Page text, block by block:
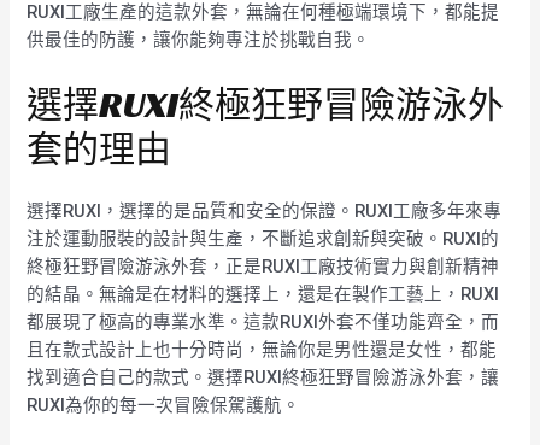
RUXI工廠生產的這款外套，無論在何種極端環境下，都能提
供最佳的防護，讓你能夠專注於挑戰自我。
選擇RUXI終極狂野冒險游泳外
套的理由
選擇RUXI，選擇的是品質和安全的保證。RUXI工廠多年來專
注於運動服裝的設計與生產，不斷追求創新與突破。RUXI的
終極狂野冒險游泳外套，正是RUXI工廠技術實力與創新精神
的結晶。無論是在材料的選擇上，還是在製作工藝上，RUXI
都展現了極高的專業水準。這款RUXI外套不僅功能齊全，而
且在款式設計上也十分時尚，無論你是男性還是女性，都能
找到適合自己的款式。選擇RUXI終極狂野冒險游泳外套，讓
RUXI為你的每一次冒險保駕護航。